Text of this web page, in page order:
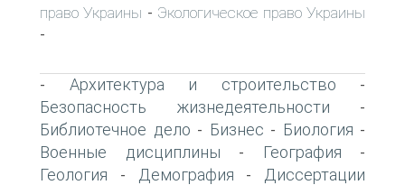
право Украины - Экологическое право Украины
-
- Архитектура и строительство -
Безопасность жизнедеятельности -
Библиотечное дело - Бизнес - Биология -
Военные дисциплины - География -
Геология - Демография -
Диссертации